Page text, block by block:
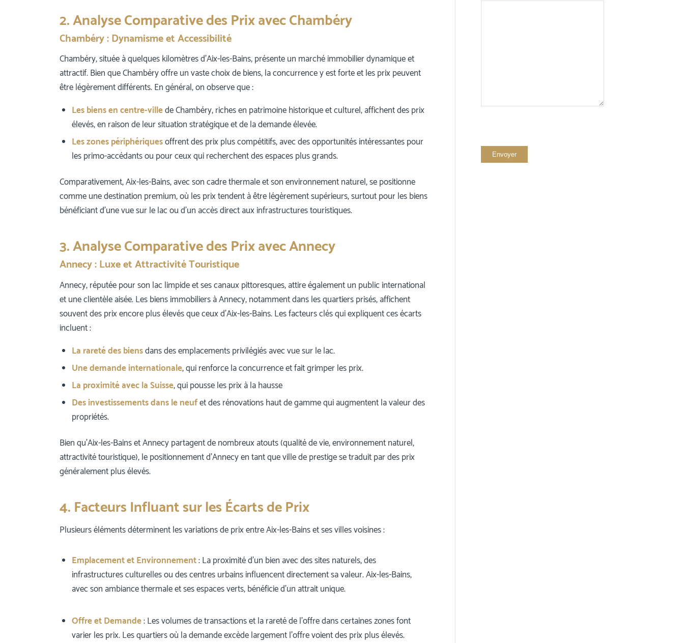
2. Analyse Comparative des Prix avec Chambéry
Chambéry : Dynamisme et Accessibilité
Chambéry, située à quelques kilomètres d’Aix-les-Bains, présente un marché immobilier dynamique et
attractif. Bien que Chambéry offre un vaste choix de biens, la concurrence y est forte et les prix peuvent
être légèrement différents. En général, on observe que :
Les biens en centre-villede Chambéry, riches en patrimoine historique et culturel, affichent des prix
élevés, en raison de leur situation stratégique et de la demande élevée.
Les zones périphériquesoffrent des prix plus compétitifs, avec des opportunités intéressantes pour
les primo-accédants ou pour ceux qui recherchent des espaces plus grands.
Comparativement, Aix-les-Bains, avec son cadre thermale et son environnement naturel, se positionne
comme une destination premium, où les prix tendent à être légèrement supérieurs, surtout pour les biens
bénéficiant d’une vue sur le lac ou d’un accès direct aux infrastructures touristiques.
3. Analyse Comparative des Prix avec Annecy
Annecy : Luxe et Attractivité Touristique
Annecy, réputée pour son lac limpide et ses canaux pittoresques, attire également un public international
et une clientèle aisée. Les biens immobiliers à Annecy, notamment dans les quartiers prisés, affichent
souvent des prix encore plus élevés que ceux d’Aix-les-Bains. Les facteurs clés qui expliquent ces écarts
incluent :
La rareté des biensdans des emplacements privilégiés avec vue sur le lac.
Une demande internationale, qui renforce la concurrence et fait grimper les prix.
La proximité avec la Suisse, qui pousse les prix à la hausse
Des investissements dans le neufet des rénovations haut de gamme qui augmentent la valeur des
propriétés.
Bien qu’Aix-les-Bains et Annecy partagent de nombreux atouts (qualité de vie, environnement naturel,
attractivité touristique), le positionnement d’Annecy en tant que ville de prestige se traduit par des prix
généralement plus élevés.
4. Facteurs Influant sur les Écarts de Prix
Plusieurs éléments déterminent les variations de prix entre Aix-les-Bains et ses villes voisines :
Emplacement et Environnement: La proximité d’un bien avec des sites naturels, des
infrastructures culturelles ou des centres urbains influencent directement sa valeur. Aix-les-Bains,
avec son ambiance thermale et ses espaces verts, bénéficie d’un attrait unique.
Offre et Demande: Les volumes de transactions et la rareté de l’offre dans certaines zones font
varier les prix. Les quartiers où la demande excède largement l’offre voient des prix plus élevés.